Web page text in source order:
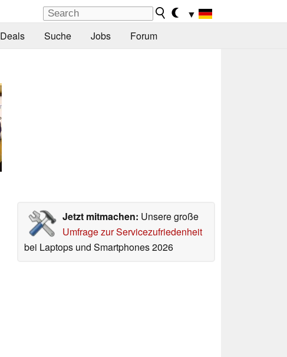
▼
Deals Suche Jobs Forum
Jetzt mitmachen: Unsere große
Umfrage zur Servicezufriedenheit
bei Laptops und Smartphones 2026